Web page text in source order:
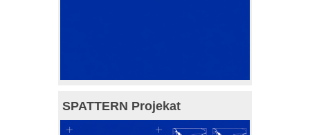
SPATTERN Projekat